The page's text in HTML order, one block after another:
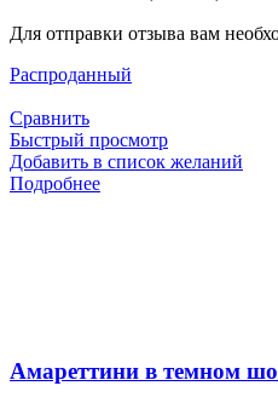
Для отправки отзыва вам
Распроданный
Сравнить
Быстрый просмотр
Добавить в список желаний
Подробнее
Амареттини в темном